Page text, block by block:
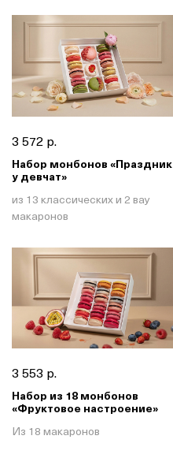
3 572 р.
Набор монбонов «Праздник
у девчат»
из 13 классических и 2 вау
макаронов
3 553 р.
Набор из 18 монбонов
«Фруктовое настроение»
Из 18 макаронов